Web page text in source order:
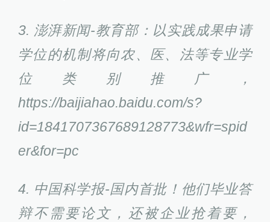
3. 澎湃新闻-教育部：以实践成果申请
学位的机制将向农、医、法等专业学
位类别推广，
https://baijiahao.baidu.com/s?
id=1841707367689128773&wfr=spid
er&for=pc
4. 中国科学报-国内首批！他们毕业答
辩不需要论文，还被企业抢着要，